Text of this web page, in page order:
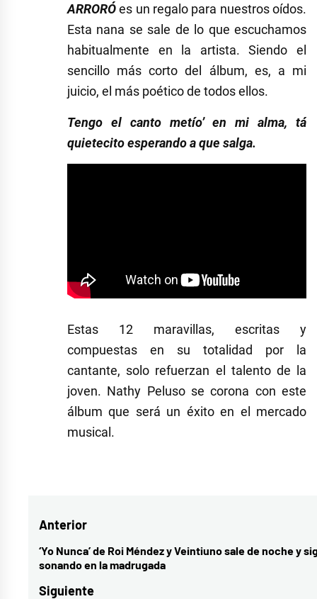
ARRORÓes un regalo para nuestros oídos.
Esta nana se sale de lo que escuchamos
habitualmente en la artista. Siendo el
sencillo más corto del álbum, es, a mi
juicio, el más poético de todos ellos.
Tengo el canto metío’ en mi alma, tá
quietecito esperando a que salga.
Estas 12 maravillas, escritas y
compuestas en su totalidad por la
cantante, solo refuerzan el talento de la
joven. Nathy Peluso se corona con este
álbum que será un éxito en el mercado
musical.
calambre
cantante
cultura,
disco
Navegación
de
Anterior
Entrada
anterior:
‘Yo Nunca’ de Roi Méndez y Veintiuno sale de noche y
sonando en la madrugada
Siguiente